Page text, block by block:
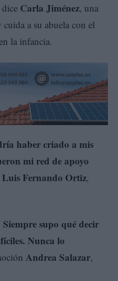
dice Carla Jiménez, una
a su abuela con el
la infancia.
haber criado a mis
mi red de apoyo
Luis Fernando Ortiz,
supo qué decir
Nunca lo
Andrea Salazar,